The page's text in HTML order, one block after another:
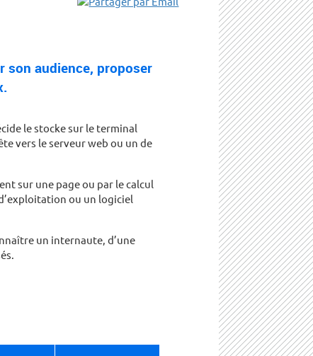
son audience, proposer
le stocke sur le terminal
vers le serveur web ou un de
sur une page ou par le calcul
ou un logiciel
un internaute, d’une